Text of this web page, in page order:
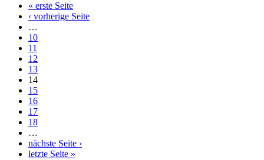
« erste Seite
‹ vorherige Seite
…
10
11
12
13
14
15
16
17
18
…
nächste Seite ›
letzte Seite »